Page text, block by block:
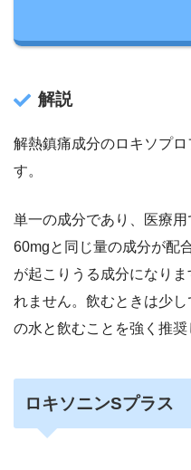
解説
解熱鎮痛成分のロキソプ
す。
単一の成分であり、医療
60mgと同じ量の成分が配
が起こりうる成分になり
れません。飲むときは少
の水と飲むことを強く推奨
ロキソニンSプラス